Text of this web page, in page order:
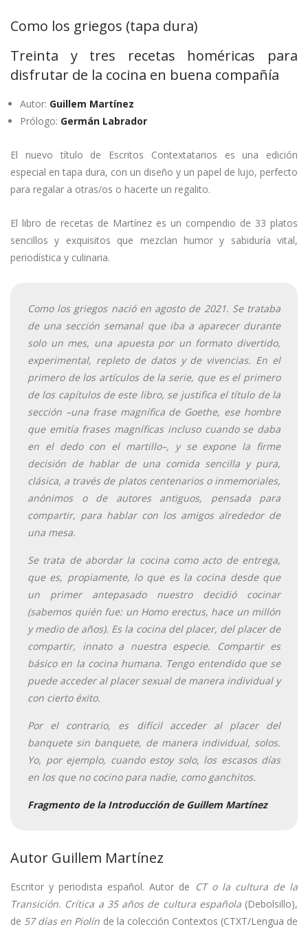
Como los griegos (tapa dura)
Treinta y tres recetas homéricas para
disfrutar de la cocina en buena compañía
Autor: Guillem Martínez
Prólogo: Germán Labrador
El nuevo título de Escritos Contextatarios es una edición
especial en tapa dura, con un diseño y un papel de lujo, perfecto
para regalar a otras/os o hacerte un regalito.
El libro de recetas de Martínez es un compendio de 33 platos
sencillos y exquisitos que mezclan humor y sabiduría vital,
periodística y culinaria.
Como los griegos nació en agosto de 2021. Se trataba
de una sección semanal que iba a aparecer durante
solo un mes, una apuesta por un formato divertido,
experimental, repleto de datos y de vivencias. En el
primero de los artículos de la serie, que es el primero
de los capítulos de este libro, se justifica el título de la
sección –una frase magnífica de Goethe, ese hombre
que emitía frases magníficas incluso cuando se daba
en el dedo con el martillo–, y se expone la firme
decisión de hablar de una comida sencilla y pura,
clásica, a través de platos centenarios o inmemoriales,
anónimos o de autores antiguos, pensada para
compartir, para hablar con los amigos alrededor de
una mesa.
Se trata de abordar la cocina como acto de entrega,
que es, propiamente, lo que es la cocina desde que
un primer antepasado nuestro decidió cocinar
(sabemos quién fue: un Homo erectus, hace un millón
y medio de años). Es la cocina del placer, del placer de
compartir, innato a nuestra especie. Compartir es
básico en la cocina humana. Tengo entendido que se
puede acceder al placer sexual de manera individual y
con cierto éxito.
Por el contrario, es difícil acceder al placer del
banquete sin banquete, de manera individual, solos.
Yo, por ejemplo, cuando estoy solo, los escasos días
en los que no cocino para nadie, como ganchitos.
Fragmento de la Introducción de Guillem Martínez
Autor Guillem Martínez
Escritor y periodista español. Autor de CT o la cultura de la
Transición. Crítica a 35 años de cultura española(Debolsillo),
de 57 días en Piolín de la colección Contextos (CTXT/Lengua de